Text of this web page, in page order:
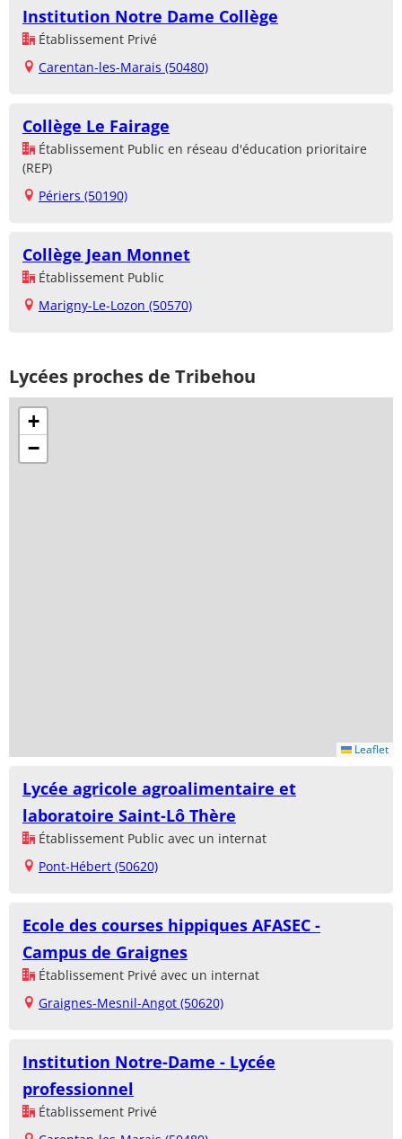
Institution Notre Dame Collège
Établissement Privé
Carentan-les-Marais (50480)
Collège Le Fairage
Établissement Public en réseau d'éducation prioritaire
(REP)
Périers (50190)
Collège Jean Monnet
Établissement Public
Marigny-Le-Lozon (50570)
Lycées proches de Tribehou
+
−
Leaflet
Lycée agricole agroalimentaire et
laboratoire Saint-Lô Thère
Établissement Public avec un internat
Pont-Hébert (50620)
Ecole des courses hippiques AFASEC -
Campus de Graignes
Établissement Privé avec un internat
Graignes-Mesnil-Angot (50620)
Institution Notre-Dame - Lycée
professionnel
Établissement Privé